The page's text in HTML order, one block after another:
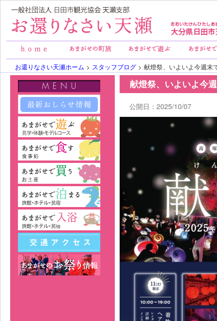
お還りなさい天瀬ホーム > スタッフブログ > 献燈祭、いよいよ今週末
献燈祭、いよいよ今
公開日：2025/10/07